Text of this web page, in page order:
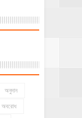
অনুদান
অবরোধ